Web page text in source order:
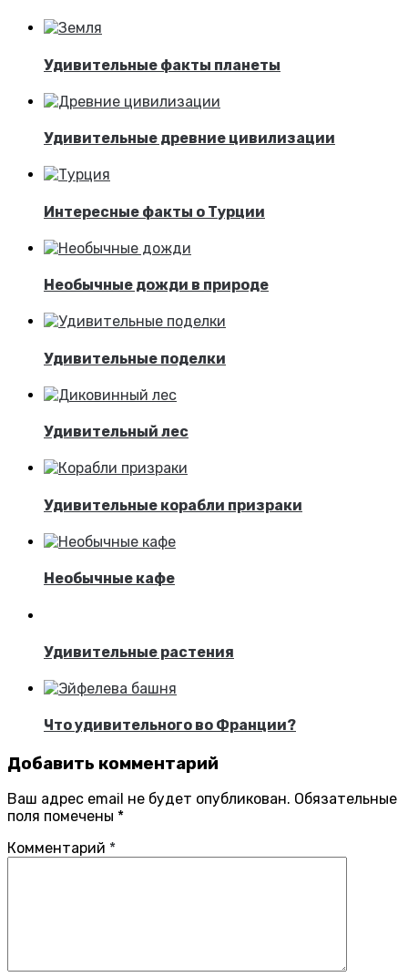
Удивительные факты планеты
Удивительные древние цивилизации
Интересные факты о Турции
Необычные дожди в природе
Удивительные поделки
Удивительный лес
Удивительные корабли призраки
Необычные кафе
Удивительные растения
Что удивительного во Франции?
Добавить комментарий
Ваш адрес email не будет опубликован. Обязательные
поля помечены *
Комментарий *